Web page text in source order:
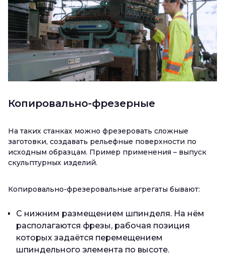
Копировально-фрезерные
На таких станках можно фрезеровать сложные
заготовки, создавать рельефные поверхности по
исходным образцам. Пример применения – выпуск
скульптурных изделий.
Копировально-фрезеровальные агрегаты бывают:
С нижним размещением шпинделя. На нём
располагаются фрезы, рабочая позиция
которых задаётся перемещением
шпиндельного элемента по высоте.